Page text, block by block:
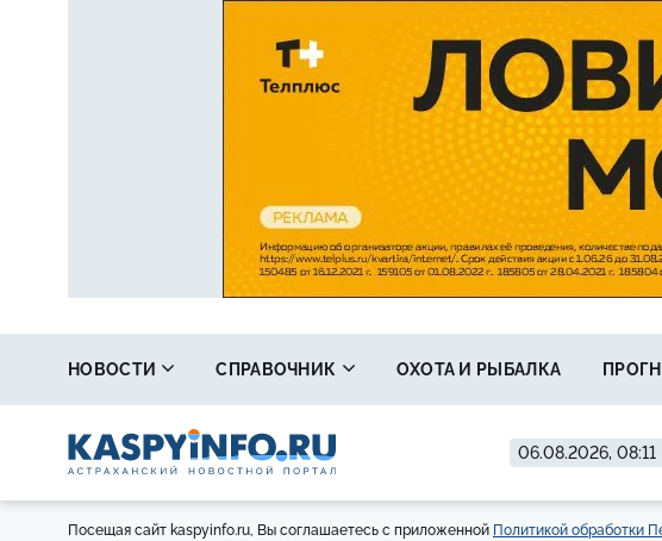
06.08.2026, 08:11
НОВОСТИ СПРАВОЧНИК ОХОТА И РЫБАЛКА
Посещая сайт kaspyinfo.ru, Вы соглашаетесь с приложенной Политикой обработки